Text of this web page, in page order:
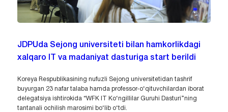
JDPUda Sejong universiteti bilan hamkorlikdagi
xalqaro IT va madaniyat dasturiga start berildi
Koreya Respublikasining nufuzli Sejong universitetidan tashrif
buyurgan 23 nafar talaba hamda professor-o‘qituvchilardan iborat
delegatsiya ishtirokida “WFK IT Ko‘ngillilar Guruhi Dasturi”ning
tantanali ochilish marosimi bo‘lib o‘tdi.